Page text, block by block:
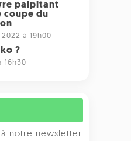
palpitant
coupe du
à 19h00
?
16h30
notre newsletter